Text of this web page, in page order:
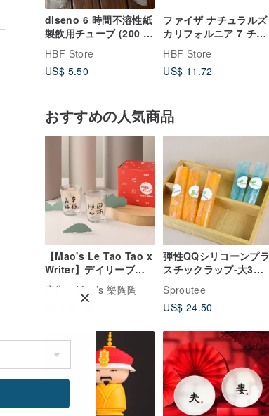
diseno 6 時間不溶性紙
製飲用チューブ (200 個
個別包装) (7x200mm)
by Soilable
HBF Store
US$ 5.50
ファイザ ナチュラルズ
カリフォルニア 7 チャ
クラ スター フラワー
ホワイト セージ スモー
ク スティック 4 インチ
HBF Store
US$ 11.72
おすすめの人気商品
【Mao's Le Tao Tao x
Writer】デイリーブレ
ッシンググラスギフト
ボックスセット
広告
Mao’s 樂陶陶
弾性QQシリコーンプラ
スチックラップ-大3つ
と小2つ（オレンジ+グ
リーン）
Sproutee
US$ 24.50